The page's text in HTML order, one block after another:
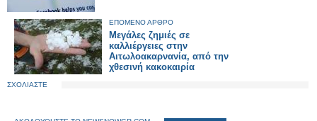
ΕΠΟΜΕΝΟ ΑΡΘΡΟ
Μεγάλες ζημιές σε
καλλιέργειες στην
Αιτωλοακαρνανία, από την
χθεσινή κακοκαιρία
ΣΧΟΛΙΑΣΤΕ